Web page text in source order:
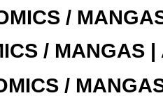
/
/ MANGAS |
/